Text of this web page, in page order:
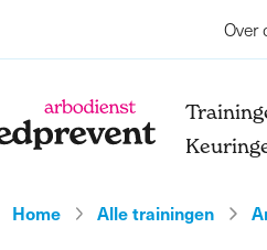
Over
Home Alle trainingen